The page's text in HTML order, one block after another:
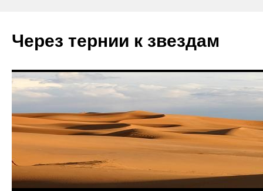
Через тернии к звездам